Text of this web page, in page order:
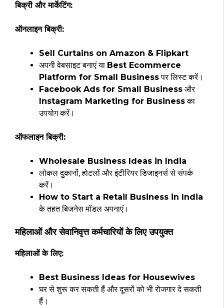
बिक्री और मार्केटिंग:
ऑनलाइन बिक्री:
Sell Curtains on Amazon & Flipkart
अपनी वेबसाइट बनाएं या Best Ecommerce
Platform for Small Businessपर लिस्ट करें।
Facebook Ads for Small Business और
Instagram Marketing for Businessका
उपयोग करें।
ऑफलाइन बिक्री:
Wholesale Business Ideas in India
लोकल दुकानों, होटलों और इंटीरियर डिजाइनर्स से संपर्क
करें।
How to Start a Retail Business in India
के तहत बिजनेस मॉडल अपनाएं।
महिलाओं और सेवानिवृत्त कर्मचारियों के लिए उपयुक्त
महिलाओं के लिए:
Best Business Ideas for Housewives
घर से शुरू कर सकती हैं और दूसरों को भी रोजगार दे सकती
हैं।